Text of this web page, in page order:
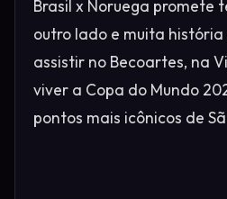
Brasil x Noruega promete
outro lado e muita história
assistir no Becoartes, na
viver a Copa do Mundo
pontos mais icônicos de